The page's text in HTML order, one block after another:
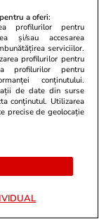
GSP.ro
Marea
Grecia
a oferi:
profilurilor pentru
și/sau accesarea
serviciilor.
profilurilor pentru
profilurilor pentru
conținutului.
de date din surse
conținutul. Utilizarea
precise de geolocație